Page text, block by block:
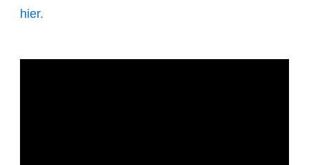
hier.